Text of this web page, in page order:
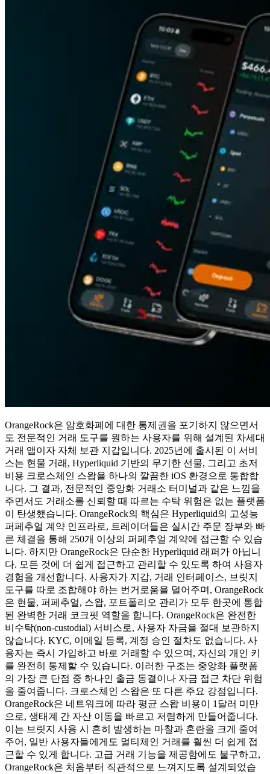
OrangeRock은 암호화폐에 대한 통제권을 포기하지 않으면서
도 전문적인 거래 도구를 원하는 사용자를 위해 설계된 차세대
거래 앱이자 자체 보관 지갑입니다. 2025년에 출시된 이 서비
스는 현물 거래, Hyperliquid 기반의 무기한 선물, 그리고 초저
비용 크로스체인 스왑을 하나의 깔끔한 iOS 환경으로 통합합
니다. 그 결과, 전문적인 중앙화 거래소 터미널과 같은 느낌을
주면서도 거래소를 신뢰할 때 따르는 수탁 위험은 없는 플랫폼
이 탄생했습니다. OrangeRock의 핵심은 Hyperliquid의 고성능
퍼페추얼 계약 인프라로, 트레이더들은 실시간 주문 장부와 빠
른 체결을 통해 250개 이상의 퍼페추얼 계약에 접근할 수 있습
니다. 하지만 OrangeRock은 단순한 Hyperliquid 래퍼가 아닙니
다. 모든 것에 더 쉽게 접근하고 관리할 수 있도록 하여 사용자
경험을 개선합니다. 사용자가 지갑, 거래 인터페이스, 브릿지
도구를 따로 조합해야 하는 번거로움을 덜어주며, OrangeRock
은 현물, 퍼페추얼, 스왑, 포트폴리오 관리가 모두 한곳에 통합
된 완벽한 거래 코크핏 역할을 합니다. OrangeRock은 완전한
비수탁(non-custodial) 서비스로, 사용자 자금을 절대 보관하지
않습니다. KYC, 이메일 등록, 계정 승인 절차도 없습니다. 사
용자는 즉시 가입하고 바로 거래할 수 있으며, 자신의 개인 키
를 완전히 통제할 수 있습니다. 이러한 구조는 중앙화 플랫폼
의 가장 큰 단점 중 하나인 출금 동결이나 자금 접근 차단 위험
을 줄여줍니다. 크로스체인 스왑은 또 다른 주요 강점입니다.
OrangeRock은 네트워크에 따라 평균 스왑 비용이 1달러 미만
으로, 생태계 간 자산 이동을 빠르고 저렴하게 만들어줍니다.
이는 브릿지 사용 시 흔히 발생하는 마찰과 혼란을 크게 줄여
주어, 일반 사용자들에게도 멀티체인 거래를 훨씬 더 쉽게 접
근할 수 있게 합니다. 고급 거래 기능을 제공함에도 불구하고,
OrangeRock은 처음부터 직관적으로 느껴지도록 설계되었습